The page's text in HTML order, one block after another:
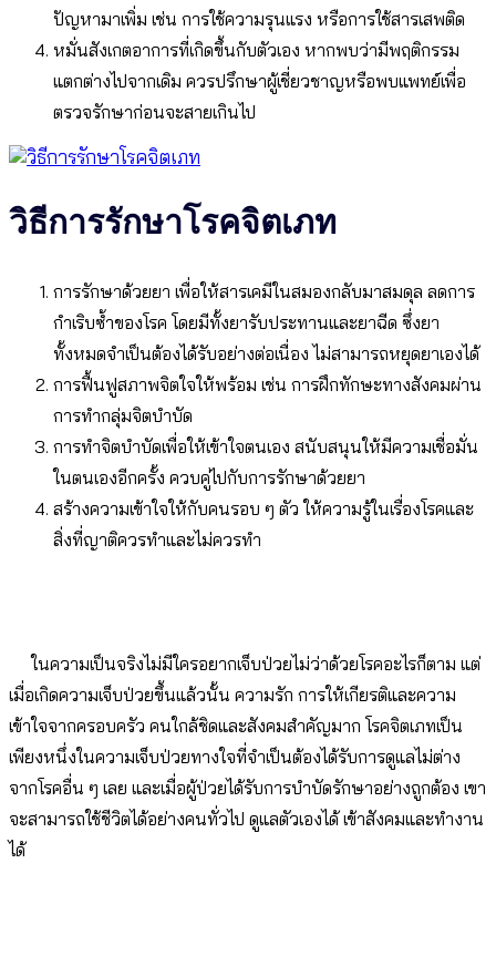
ปัญหามาเพิ่ม เช่น การใช้ความรุนแรง หรือการใช้สารเสพติด
หมั่นสังเกตอาการที่เกิดขึ้นกับตัวเอง หากพบว่ามีพฤติกรรม
แตกต่างไปจากเดิม ควรปรึกษาผู้เชี่ยวชาญหรือพบแพทย์เพื่อ
ตรวจรักษาก่อนจะสายเกินไป
วิธีการรักษาโรคจิตเภท
การรักษาด้วยยา เพื่อให้สารเคมีในสมองกลับมาสมดุล ลดการ
กำเริบซ้ำของโรค โดยมีทั้งยารับประทานและยาฉีด ซึ่งยา
ทั้งหมดจำเป็นต้องได้รับอย่างต่อเนื่อง ไม่สามารถหยุดยาเองได้
การฟื้นฟูสภาพจิตใจให้พร้อม เช่น การฝึกทักษะทางสังคมผ่าน
การทำกลุ่มจิตบำบัด
การทำจิตบำบัดเพื่อให้เข้าใจตนเอง สนับสนุนให้มีความเชื่อมั่น
ในตนเองอีกครั้ง ควบคู่ไปกับการรักษาด้วยยา
สร้างความเข้าใจให้กับคนรอบ ๆ ตัวให้ความรู้ในเรื่องโรคและ
สิ่งที่ญาติควรทำและไม่ควรทำ
ในความเป็นจริงไม่มีใครอยากเจ็บป่วยไม่ว่าด้วยโรคอะไรก็ตาม แต่
เมื่อเกิดความเจ็บป่วยขึ้นแล้วนั้น ความรัก การให้เกียรติและความ
เข้าใจจากครอบครัว คนใกล้ชิดและสังคมสำคัญมาก โรคจิตเภทเป็น
เพียงหนึ่งในความเจ็บป่วยทางใจที่จำเป็นต้องได้รับการดูแลไม่ต่าง
จากโรคอื่น ๆ เลย และเมื่อผู้ป่วยได้รับการบำบัดรักษาอย่างถูกต้อง เขา
จะสามารถใช้ชีวิตได้อย่างคนทั่วไป ดูแลตัวเองได้ เข้าสังคมและทำงาน
ได้